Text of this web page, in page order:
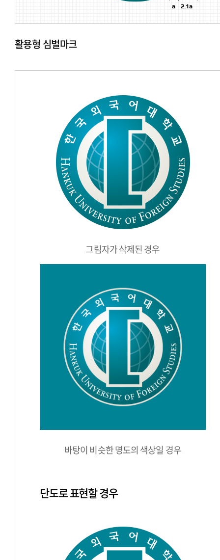
활용형 심벌마크
그림자가 삭제된 경우
바탕이 비슷한 명도의 색상일 경우
단도로 표현할 경우